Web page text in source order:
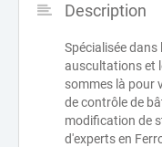
Description
Spécialisée
auscultations et
sommes là pour
de contrôle de
modification de
d'experts en